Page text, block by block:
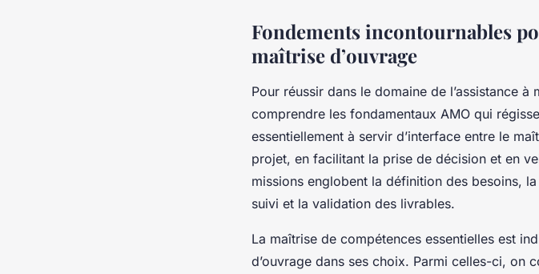
Fondements incontournables
maîtrise d’ouvrage
Pour réussir dans le domaine de l’assistance
comprendre les fondamentaux AMO qui
essentiellement à servir d’interface entre le
projet, en facilitant la prise de décision et en
missions englobent la définition des besoins,
suivi et la validation des livrables.
La maîtrise de compétences essentielles est
d’ouvrage dans ses choix. Parmi celles-ci, on